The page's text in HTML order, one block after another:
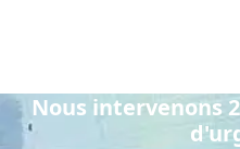
Nous intervenons